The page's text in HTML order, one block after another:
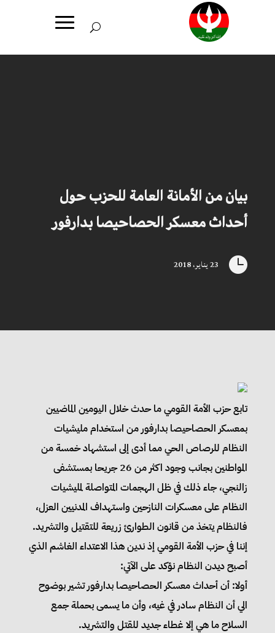
بيان من الأمانة العامة للحزب حول
أحداث معسكر الحصاحيصا بدارفور
 23 يناير، 2018
تابع حزب الأمة القومي ما حدث خلال اليومين الماضيين
بمعسكر الحصاحيصا بدارفور من استخدام مليشيات
النظام للرصاص الحي مما أدى إلى استشهاد خمسة من
المواطنين بجانب وجود اكثر من 26 جريحا بمستشفى
زالنجي، جاء ذلك في ظل الهجمات المتواصلة لمليشيات
النظام على معسكرات النازحين واستهداف المدنيين العزل،
فالنظام يتخذ من قانون الطوارئ زريعة للتقتيل والتشريد.
إننا في حزب الأمة القومي إذ ندين هذا الاعتداء الغاشم الذي
أصبح ديدن النظام نؤكد على الآتي:
أولا: أن أحداث معسكر الحصاحيصا بدارفور تشير بوضوح
الي أن النظام سادر في غيه، وأن ما يسمى بحملة جمع
السلاح ما هي إلا غطاء جديد للقتل والتشريد.